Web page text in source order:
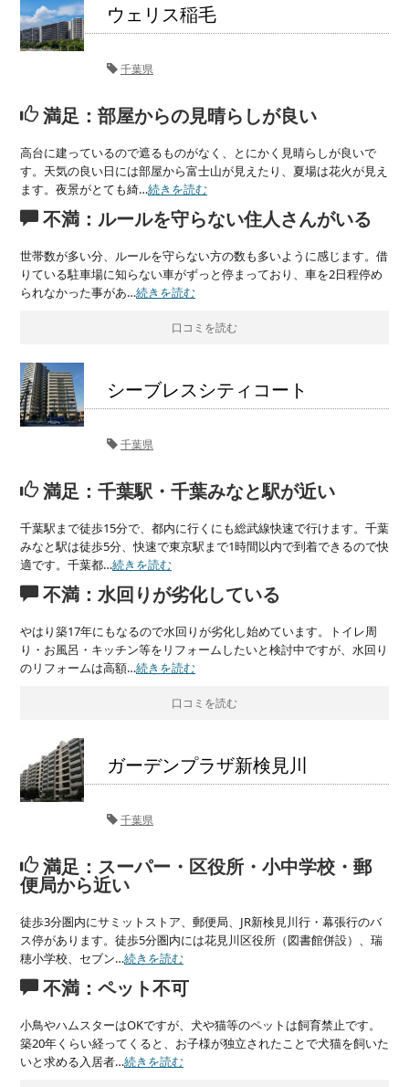
ウェリス稲毛
千葉県
満足：部屋からの見晴らしが良い
高台に建っているので遮るものがなく、とにかく見晴らしが良いで
す。天気の良い日には部屋から富士山が見えたり、夏場は花火が見え
ます。夜景がとても綺…続きを読む
不満：ルールを守らない住人さんがいる
世帯数が多い分、ルールを守らない方の数も多いように感じます。借
りている駐車場に知らない車がずっと停まっており、車を2日程停め
られなかった事があ…続きを読む
口コミを読む
シーブレスシティコート
千葉県
満足：千葉駅・千葉みなと駅が近い
千葉駅まで徒歩15分で、都内に行くにも総武線快速で行けます。千葉
みなと駅は徒歩5分、快速で東京駅まで1時間以内で到着できるので快
適です。千葉都…続きを読む
不満：水回りが劣化している
やはり築17年にもなるので水回りが劣化し始めています。トイレ周
り・お風呂・キッチン等をリフォームしたいと検討中ですが、水回り
のリフォームは高額…続きを読む
口コミを読む
ガーデンプラザ新検見川
千葉県
満足：スーパー・区役所・小中学校・郵
便局から近い
徒歩3分圏内にサミットストア、郵便局、JR新検見川行・幕張行のバ
ス停があります。徒歩5分圏内には花見川区役所（図書館併設）、瑞
穂小学校、セブン…続きを読む
不満：ペット不可
小鳥やハムスターはOKですが、犬や猫等のペットは飼育禁止です。
築20年くらい経ってくると、お子様が独立されたことで犬猫を飼いた
いと求める入居者…続きを読む